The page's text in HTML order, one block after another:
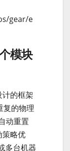
gear/e
模块
计的框架
复的物理
动重置
策略优
多台机器